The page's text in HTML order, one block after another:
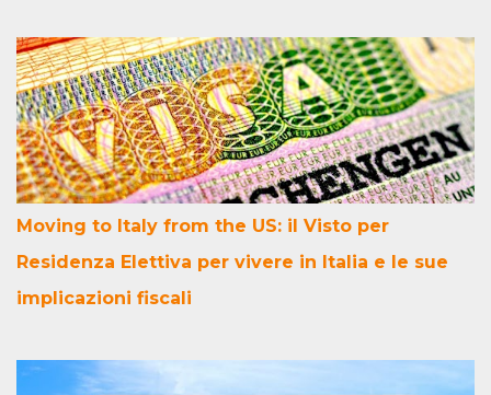
Moving to Italy from the US: il Visto per
Residenza Elettiva per vivere in Italia e le sue
implicazioni fiscali